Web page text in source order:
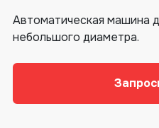
Автоматическая машина
небольшого диаметра.